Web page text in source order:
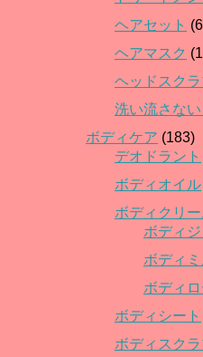
ヘアセット
ヘアマスク
ヘッドスク
洗い流さな
ボディケア (183)
デオドラント
ボディオイル
ボディクリー
ボディ
ボディミ
ボディ
ボディシート
ボディスク